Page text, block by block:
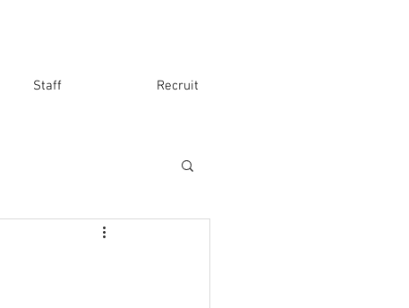
Staff Recruit